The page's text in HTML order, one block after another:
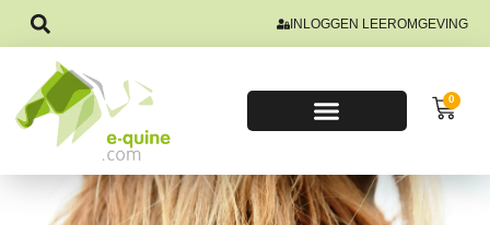
INLOGGEN LEEROMGEVING
0